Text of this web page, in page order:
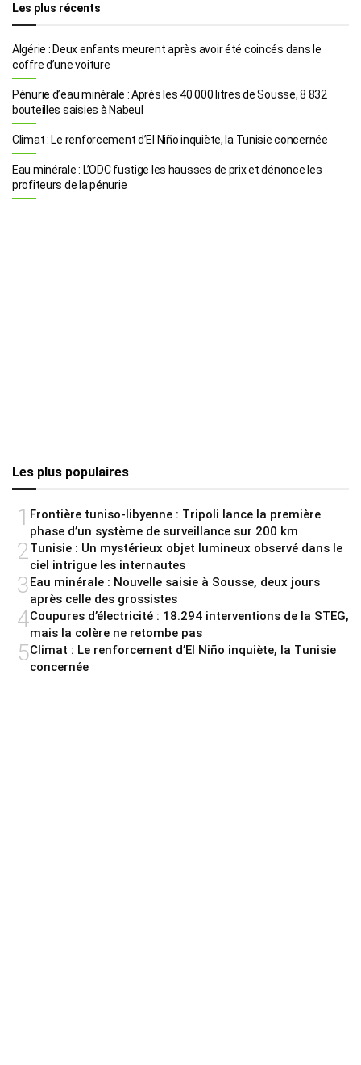
Les plus récents
Algérie : Deux enfants meurent après avoir été coincés dans le
coffre d’une voiture
Pénurie d’eau minérale : Après les 40 000 litres de Sousse, 8 832
bouteilles saisies à Nabeul
Climat : Le renforcement d’El Niño inquiète, la Tunisie concernée
Eau minérale : L’ODC fustige les hausses de prix et dénonce les
profiteurs de la pénurie
Les plus populaires
1 Frontière tuniso-libyenne : Tripoli lance la première
phase d’un système de surveillance sur 200 km
2Tunisie : Un mystérieux objet lumineux observé dans le
ciel intrigue les internautes
3Eau minérale : Nouvelle saisie à Sousse, deux jours
après celle des grossistes
4Coupures d’électricité : 18.294 interventions de la STEG,
mais la colère ne retombe pas
5Climat : Le renforcement d’El Niño inquiète, la Tunisie
concernée